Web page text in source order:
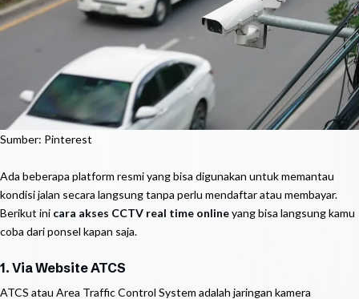
Sumber: Pinterest
Ada beberapa platform resmi yang bisa digunakan untuk memantau
kondisi jalan secara langsung tanpa perlu mendaftar atau membayar.
Berikut ini cara akses CCTV real time onlineyang bisa langsung kamu
coba dari ponsel kapan saja.
1. Via Website ATCS
ATCS atau Area Traffic Control System adalah jaringan kamera